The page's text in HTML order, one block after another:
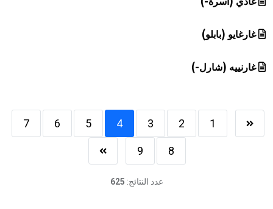
غارغايو (بابلو)
غارنييه (شارل-)
1
2
3
4
5
6
7
8
9
عدد النتائج: 625